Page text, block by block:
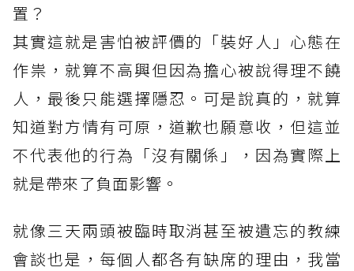
置？
其實這就是害怕被評價的「裝好人」心態在
作祟，就算不高興但因為擔心被說得理不饒
人，最後只能選擇隱忍。可是說真的，就算
知道對方情有可原，道歉也願意收，但這並
不代表他的行為「沒有關係」，因為實際上
就是帶來了負面影響。
就像三天兩頭被臨時取消甚至被遺忘的教練
會談也是，每個人都各有缺席的理由，我當